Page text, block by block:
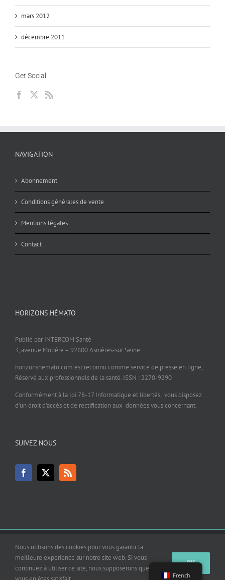
mars 2012
décembre 2011
Get Social
NAVIGATION
Abonnement
Conditions générales de vente
Mentions légales
Contact
HORIZONS HÉMATO
Publié par INTERCOM Santé
3, avenue Molière – 92600 Asnières-sur Seine
horizonshemato.com est reconnu comme service de presse en ligne,
Réservé aux professionnels de la santé. ISSN : 2270-9290
Conformément à la loi 78-17 Informatique et libertés, vous disposez
d’un droit d’accès et de rectification aux données vous concernant.
SUIVEZ NOUS
© Copyright 2007 - 2019 - Horizons Hémato | All Rights Reserved. Design by
INTERCOM Santé
Facebook
X French
Nous utilisons des cookies pour vous garantir la
meilleure expérience sur notre site web. Si vous
continuez à utiliser ce site, nous supposerons que
OK